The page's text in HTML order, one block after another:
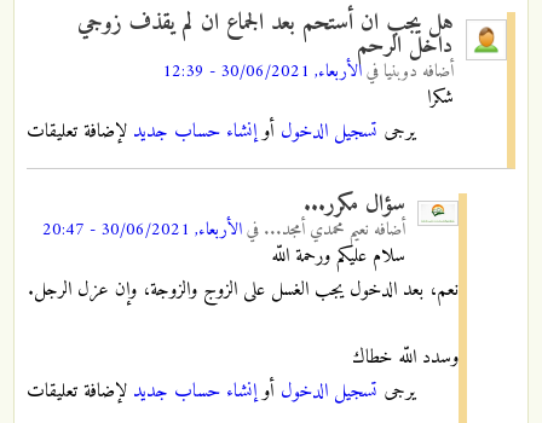
هل يجب ان أستحم بعد الجماع ان لم يقذف زوجي
داخل الرحم
أضافه دوبنيافيالأربعاء, 30/06/2021 - 12:39
شكرا
يرجى تسجيل الدخول أوإنشاء حساب جديد لإضافة تعليقات
سؤال مكرر...
أضافه نعيم محمدي أمجد... فيالأربعاء, 30/06/2021 - 20:47
سلام عليكم ورحمة اللّه
نعم، بعد الدخول يجب الغسل على الزوج والزوجة، وإن عزل الرجل.
وسدد اللّه خطاك
يرجى تسجيل الدخول أوإنشاء حساب جديد لإضافة تعليقات